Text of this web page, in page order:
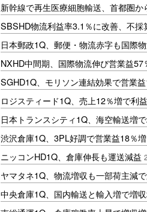
新幹線で再生医療細胞輸送、首都圏か
SBSHD物流利益率3.1％に改善、不採
日本郵政1Q、郵便・物流赤字も国際
NXHD中間期、国際物流伸び営業益57
SGHD1Q、モリソン連結効果で営業
ロジスティード1Q、売上12％増で利
日本トランスシティ1Q、海空輸送増
渋沢倉庫1Q、3PL好調で営業益18％増
ニッコンHD1Q、倉庫伸長も運送減益
ヤマタネ1Q、物流増収も一部荷主減
中央倉庫1Q、国内輸送と輸入増で増